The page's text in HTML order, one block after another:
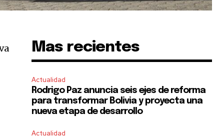
Mas recientes
Actualidad
Rodrigo Paz anuncia seis ejes de reforma
para transformar Bolivia y proyecta una
nueva etapa de desarrollo
Actualidad